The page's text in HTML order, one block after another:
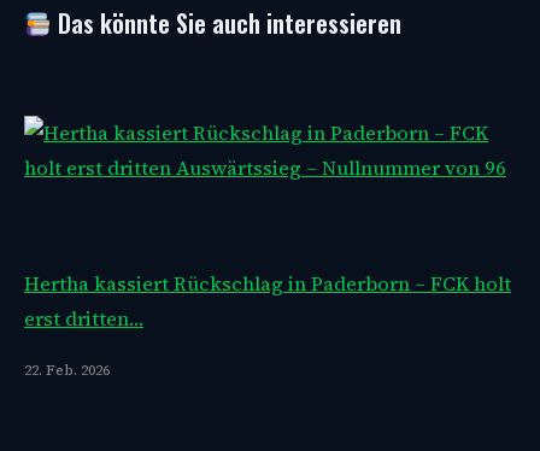
Das könnte Sie auch interessieren
Hertha kassiert Rückschlag in Paderborn – FCK holt
erst dritten…
22. Feb. 2026